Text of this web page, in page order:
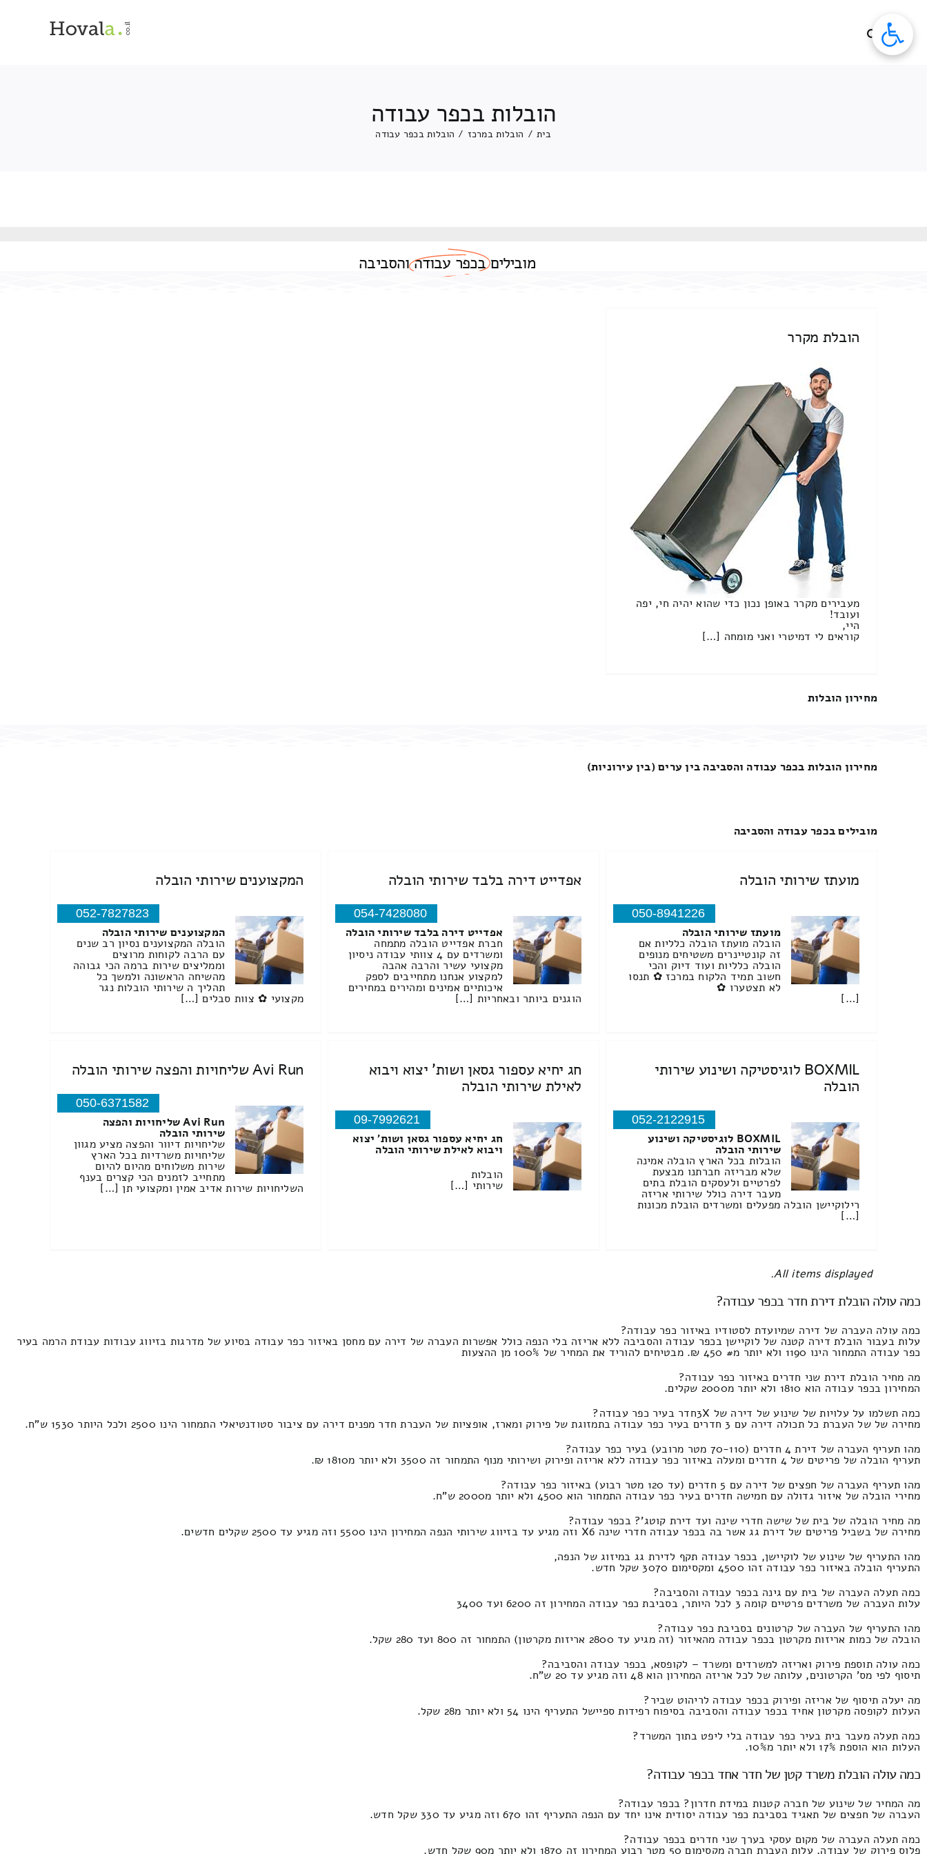
הובלות בכפר עבודה
בית / הובלות במרכז / הובלות בכפר עבודה
מוביליםבכפר עבודהוהסביבה
הובלת מקרר
מעבירים מקרר באופן נכון כדי שהוא יהיה חי, יפה
ועובד!
היי,
קוראים לי דמיטרי ואני מומחה […]
מחירון הובלות
מחירון הובלות בכפר עבודה והסביבה בין ערים (בין עירוניות)
מובילים בכפר עבודה והסביבה
מועתז שירותי הובלה
050-8941226
מועתז שירותי הובלה
הובלה מועתז הובלה כלליות אם
זה קונטיינרים משטיחים מנופים
הובלה כלליות ועוד דיוק והכי
חשוב תמיד הלקוח במרכז ✿ תנסו
לא תצטערו ✿
[…]
אפדייט דירה בלבד שירותי הובלה
054-7428080
אפדייט דירה בלבד שירותי הובלה
חברת אפדייט הובלה מתמחה
ומשרדים עם 4 צוותי עבודה ניסיון
מקצועי עשיר והרבה אהבה
למקצוע אנחנו מתחייבים לספק
איכותיים אמינים ומהירים במחירים
הוגנים ביותר ובאחריות […]
המקצוענים שירותי הובלה
052-7827823
המקצוענים שירותי הובלה
הובלה המקצוענים נסיון רב שנים
עם הרבה לקוחות מרוצים
וממליצים שירות ברמה הכי גבוהה
מהשיחה הראשונה ולמשך כל
תהליך ה שירותי הובלות נגר
מקצועי ✿ צוות סבלים […]
BOXMIL לוגיסטיקה ושינוע שירותי
הובלה
052-2122915
BOXMIL לוגיסטיקה ושינוע
שירותי הובלה
הובלות בכל הארץ הובלה אמינה
שלא מבריזה חברתנו מבצעת
לפרטיים ולעסקים הובלת בתים
מעבר דירה כולל שירותי אריזה
רילוקיישן הובלה מפעלים ומשרדים הובלת מכונות
[…]
חג יחיא עספור גסאן ושות' יצוא ויבוא
לאילת שירותי הובלה
09-7992621
חג יחיא עספור גסאן ושות' יצוא
ויבוא לאילת שירותי הובלה
הובלות
שירותי […]
Avi Run שליחויות והפצה שירותי הובלה
050-6371582
Avi Run שליחויות והפצה
שירותי הובלה
שליחויות דיוור והפצה מציע מגוון
שליחויות משרדיות בכל הארץ
שירות משלוחים מהיום להיום
מתחייב לזמנים הכי קצרים בענף
השליחויות שירות אדיב אמין ומקצועי תן […]
All items displayed.
כמה עולה הובלת דירת חדר בכפר עבודה?
כמה עולה העברה של דירה שמיועדת לסטודיו באיזור כפר עבודה?
עלות בעבור הובלת דירה קטנה של לוקיישן בכפר עבודה והסביבה ללא אריזה בלי הנפה כולל אפשרות העברה של דירה עם מחסן באיזור כפר עבודה בסיוע של מדרגות בזיווג עבודות עבודת הרמה בעיר
כפר עבודה התמחור הינו 1190 ולא יותר מ# 450 ₪. מבטיחים להוריד את המחיר של 100% מן ההצעות
מה מחיר הובלת דירת שני חדרים באיזור כפר עבודה?
המחירון בכפר עבודה הוא 1810 ולא יותר מ2000 שקלים.
כמה תשלמו על עלויות של שינוע של דירה של 3Xחדר בעיר כפר עבודה?
מחירה של של העברת כל תכולה דירה עם 3 חדרים בעיר כפר עבודה בתמזוגת של פירוק ומארז, אופציות של העברת חדר מפנים דירה עם ציבור סטודנטיאלי התמחור הינו 2500 ולכל היותר 1530 ש"ח.
מהו תעריף העברה של דירת 4 חדרים (70-110 מטר מרובע) בעיר כפר עבודה?
תעריף הובלה של פריטים של 4 חדרים ומעלה באיזור כפר עבודה ללא אריזה ופירוק ושירותי מנוף התמחור זה 3500 ולא יותר מ1810 ₪.
מהו תעריף העברה של חפצים של דירה עם 5 חדרים (עד 120 מטר רבוע) באיזור כפר עבודה?
מחירי הובלה של איזור גדולה עם חמישה חדרים בעיר כפר עבודה התמחור הוא 4500 ולא יותר מ2000 ש"ח.
מה מחיר הובלה של בית של שישה חדרי שינה ועד דירת קוטג'? בכפר עבודה?
מחירה של בשביל פריטים של דירת גג אשר בה בכפר עבודה חדרי שינה X6 וזה מגיע עד בזיווג שירותי הנפה המחירון הינו 5500 וזה מגיע עד 2500 שקלים חדשים.
מהו התעריף של שינוע של לוקיישן, בכפר עבודה תקף לדירת גג במיזוג של הנפה,
התעריף הובלה באיזור כפר עבודה זהו 4500 ומקסימום 3070 שקל חדש.
כמה תעלה העברה של בית עם גינה בכפר עבודה והסביבה?
עלות העברה של משרדים פרטיים קומה 3 לכל היותר, בסביבת כפר עבודה המחירון זה 6200 ועד 3400
מהו התעריף של העברה של קרטונים בסביבת כפר עבודה?
הובלה של כמות אריזות מקרטון בכפר עבודה מהאיזור (זה מגיע עד 2800 אריזות מקרטון) התמחור זה 800 ועד 280 שקל.
כמה עולה תוספת פירוק ואריזה למשרדים ומשרד – לקופסא, בכפר עבודה והסביבה?
תיסוף לפי מס' הקרטונים, עלותה של לכל אריזה המחירון הוא 48 וזה מגיע עד 20 ש"ח.
מה יעלה תיסוף של אריזה ופירוק בכפר עבודה לריהוט שביר?
העלות לקופסה מקרטון אחיד בכפר עבודה והסביבה בסיפוח רפידות ספיישל התעריף הינו 54 ולא יותר מ28 שקל.
כמה תעלה מעבר בית בעיר כפר עבודה בלי ליפט בתוך המשרד?
העלות הוא הוספת 17% ולא יותר מ10%.
כמה עולה הובלת משרד קטן של חדר אחד בכפר עבודה?
מה המחיר של שינוע של חברה קטנות במידת חדרון? בכפר עבודה?
העברה של חפצים של תאגיד בסביבת כפר עבודה יסודית אינו יחד עם הנפה התעריף זהו 670 וזה מגיע עד 330 שקל חדש.
כמה תעלה העברה של מקום עסקי בערך שני חדרים בכפר עבודה?
פלוס פירוק של עבודה, עלות העברת חברה מקסימום 50 מטר רבוע המחירון זה 1870 ולא יותר מ90 שקל חדש.